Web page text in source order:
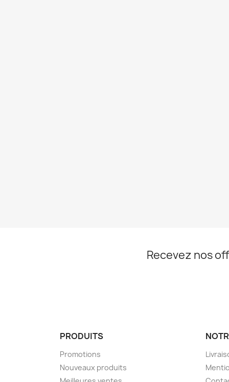
Recevez nos
PRODUITS
Promotions
Nouveaux produits